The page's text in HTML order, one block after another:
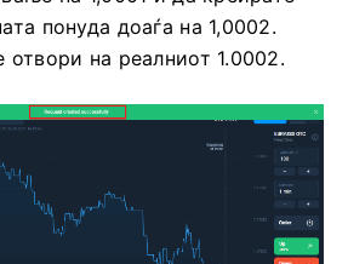
понуда доаѓа на 1,0002.
отвори на реалниот 1.0002.